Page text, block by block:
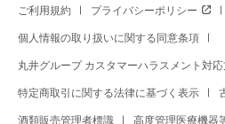
ご利用規約 プライバシーポリシー
個人情報の取り扱いに関する同意条項
丸井グループ カスタマーハラスメント対
特定商取引に関する法律に基づく表示
酒類販売管理者標識 高度管理医療機器